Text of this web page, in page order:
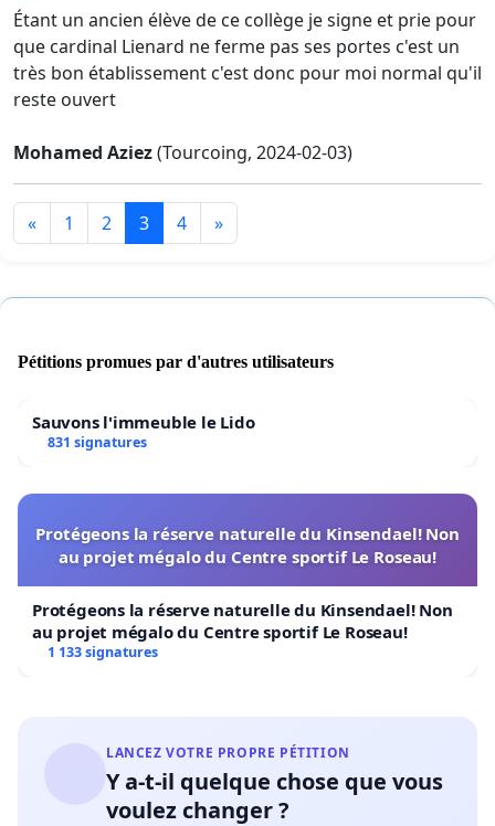
Étant un ancien élève de ce collège je signe et prie pour
que cardinal Lienard ne ferme pas ses portes c'est un
très bon établissement c'est donc pour moi normal qu'il
reste ouvert
Mohamed Aziez(Tourcoing, 2024-02-03)
« 1 2 3 4 »
Pétitions promues par d'autres utilisateurs
Sauvons l'immeuble le Lido
831 signatures
Protégeons la réserve naturelle du Kinsendael! Non
au projet mégalo du Centre sportif Le Roseau!
Protégeons la réserve naturelle du Kinsendael! Non
au projet mégalo du Centre sportif Le Roseau!
1 133 signatures
LANCEZ VOTRE PROPRE PÉTITION
Y a-t-il quelque chose que vous
voulez changer ?